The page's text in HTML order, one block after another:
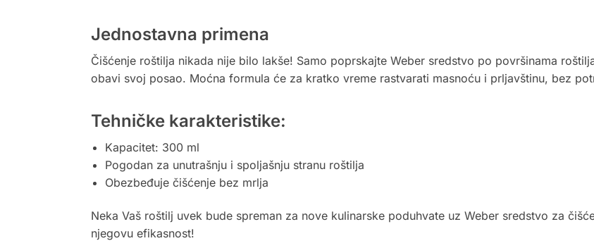
Jednostavna primena
Čišćenje roštilja nikada nije bilo lakše! Samo poprskajte Weber sredstvo po površinama
obavi svoj posao. Moćna formula će za kratko vreme rastvarati masnoću i prljavštinu, bez
Tehničke karakteristike:
Kapacitet: 300 ml
Pogodan za unutrašnju i spoljašnju stranu roštilja
Obezbeđuje čišćenje bez mrlja
Neka Vaš roštilj uvek bude spreman za nove kulinarske poduhvate uz Weber sredstvo za
njegovu efikasnost!